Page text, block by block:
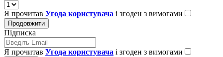
Я прочитав Угода користувача і згоден з вимогами
Продовжити
Підписка
Я прочитав Угода користувача і згоден з вимогами